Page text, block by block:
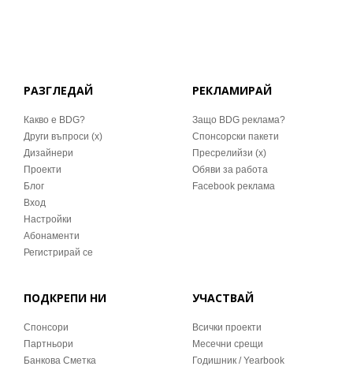
РАЗГЛЕДАЙ
Какво е BDG?
Други въпроси (x)
Дизайнери
Проекти
Блог
Вход
Настройки
Абонаменти
Регистрирай се
РЕКЛАМИРАЙ
Защо BDG реклама?
Спонсорски пакети
Пресрелийзи (x)
Обяви за работа
Facebook реклама
ПОДКРЕПИ НИ
Спонсори
Партньори
Банкова Сметка
УЧАСТВАЙ
Всички проекти
Месечни срещи
Годишник / Yearbook